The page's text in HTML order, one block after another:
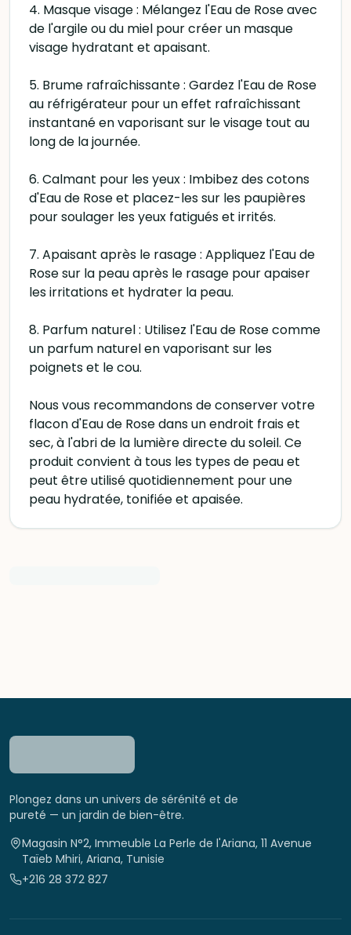
4. Masque visage : Mélangez l'Eau de Rose avec
de l'argile ou du miel pour créer un masque
visage hydratant et apaisant.
5. Brume rafraîchissante : Gardez l'Eau de Rose
au réfrigérateur pour un effet rafraîchissant
instantané en vaporisant sur le visage tout au
long de la journée.
6. Calmant pour les yeux : Imbibez des cotons
d'Eau de Rose et placez-les sur les paupières
pour soulager les yeux fatigués et irrités.
7. Apaisant après le rasage : Appliquez l'Eau de
Rose sur la peau après le rasage pour apaiser
les irritations et hydrater la peau.
8. Parfum naturel : Utilisez l'Eau de Rose comme
un parfum naturel en vaporisant sur les
poignets et le cou.
Nous vous recommandons de conserver votre
flacon d'Eau de Rose dans un endroit frais et
sec, à l'abri de la lumière directe du soleil. Ce
produit convient à tous les types de peau et
peut être utilisé quotidiennement pour une
peau hydratée, tonifiée et apaisée.
Plongez dans un univers de sérénité et de
pureté — un jardin de bien-être.
Magasin N°2, Immeuble La Perle de l'Ariana, 11 Avenue
Taïeb Mhiri, Ariana, Tunisie
+216 28 372 827